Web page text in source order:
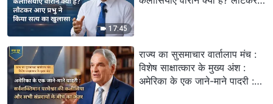
17:45
राज्य का सुसमाचार वार्तालाप मंच :
विशेष साक्षात्कार के मुख्य अंश :
अमेरिका के एक जाने-माने पादरी :